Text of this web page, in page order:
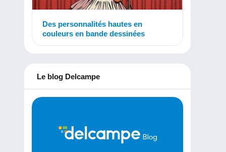
Des personnalités hautes en
couleurs en bande dessinées
Le blog Delcampe